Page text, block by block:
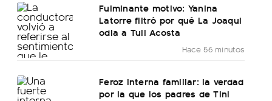
Fulminante motivo: Yanina
Latorre filtró por qué La Joaqui
odia a Tuli Acosta
Hace 56 minutos
Feroz interna familiar: la verdad
por la que los padres de Tini